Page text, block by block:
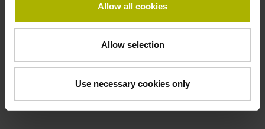
Allow all cookies
Allow selection
Use necessary cookies only